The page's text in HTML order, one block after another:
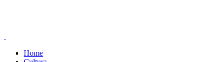
Home